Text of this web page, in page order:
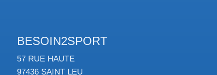
BESOIN2SPORT
57 RUE HAUTE
97436 SAINT LEU